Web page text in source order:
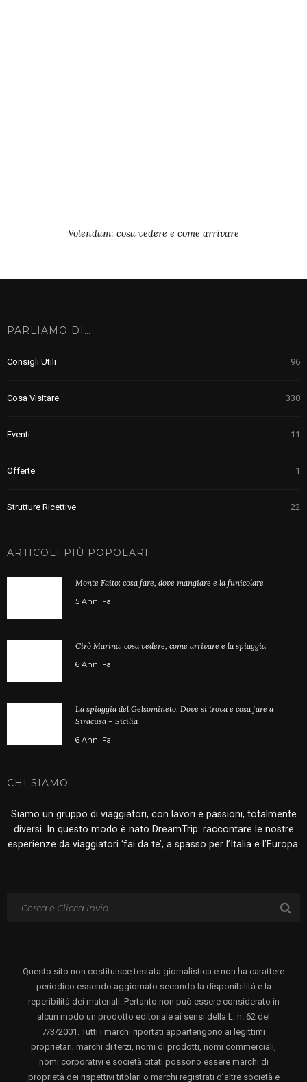
Volendam: cosa vedere e come arrivare
PARLIAMO DI…
Consigli Utili 96
Cosa Visitare 330
Eventi 11
Offerte 1
Strutture Ricettive 22
ARTICOLI PIÙ POPOLARI
Monte Faito: cosa fare, dove mangiare e la funicolare
5 Anni Fa
Cirò Marina: cosa vedere, come arrivare e la spiaggia
6 Anni Fa
La spiaggia del Gelsomineto: Dove si trova e cosa fare a
Siracusa – Sicilia
6 Anni Fa
CHI SIAMO
Siamo un gruppo di viaggiatori, con lavori e passioni, totalmente
diversi. In questo modo è nato DreamTrip: raccontare le nostre
esperienze da viaggiatori ‘fai da te’, a spasso per l’Italia e l’Europa.
Questo sito non costituisce testata giornalistica e non ha carattere
periodico essendo aggiornato secondo la disponibilità e la
reperibilità dei materiali. Pertanto non può essere considerato in
alcun modo un prodotto editoriale ai sensi della L. n. 62 del
7/3/2001. Tutti i marchi riportati appartengono ai legittimi
proprietari; marchi di terzi, nomi di prodotti, nomi commerciali,
nomi corporativi e società citati possono essere marchi di
proprietà dei rispettivi titolari o marchi registrati d’altre società e